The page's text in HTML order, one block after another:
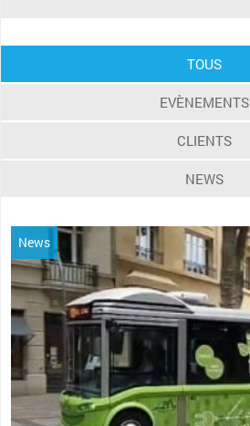
TOUS
EVÈNEMENTS
CLIENTS
NEWS
News